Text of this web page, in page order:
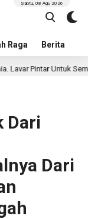
Raga Berita
Sabtu, 08 Agu 2026
Untuk Semua
Dari
Dari